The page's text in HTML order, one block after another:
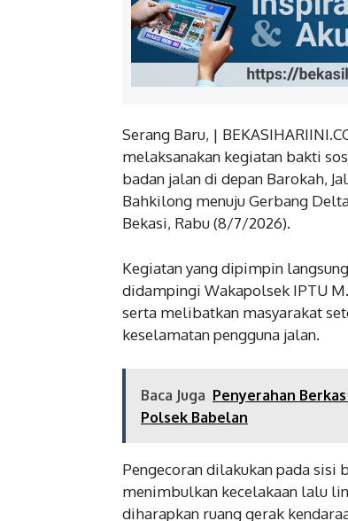
Serang Baru, |
melaksanakan kegiatan bakti
badan jalan di depan Barokah,
Bahkilong menuju Gerbang
Bekasi, Rabu (8/7/2026).
Kegiatan yang dipimpin
didampingi Wakapolsek IPTU
serta melibatkan masyarakat
keselamatan pengguna jalan.
Baca Juga Penyerahan
Polsek Babelan
Pengecoran dilakukan pada sisi
menimbulkan kecelakaan lalu
diharapkan ruang gerak